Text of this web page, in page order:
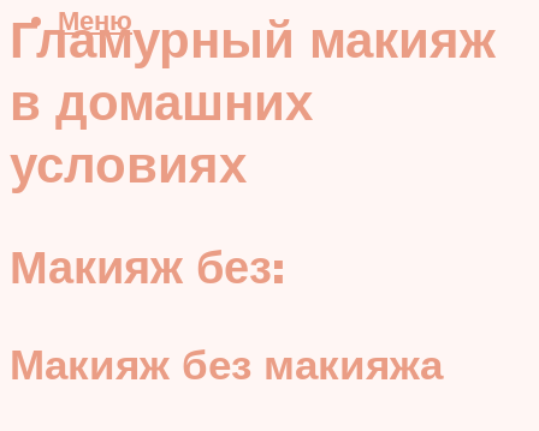
Меню
Гламурный макияж
в домашних
условиях
Макияж без:
Макияж без макияжа